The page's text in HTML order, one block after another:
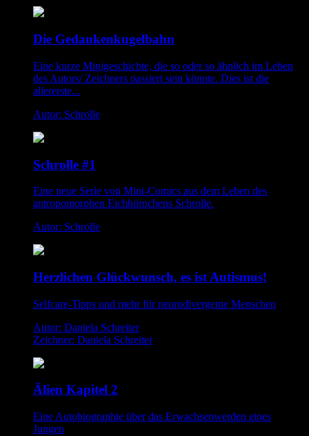
Die Gedankenkugelbahn
Eine kurze Minigeschichte, die so oder so ähnlich im Leben
des Autors/ Zeichners passiert sein könnte. Dies ist die
allererste...
Autor: Schrolle
Schrolle #1
Eine neue Serie von Mini-Comics aus dem Leben des
antropomorphen Eichhörnchens Schrolle.
Autor: Schrolle
Herzlichen Glückwunsch, es ist Autismus!
Selfcare-Tipps und mehr für neurodivergente Menschen
Autor: Daniela Schreiter
Zeichner: Daniela Schreiter
Älien Kapitel 2
Eine Autobiographie über das Erwachsenwerden eines
Jungen